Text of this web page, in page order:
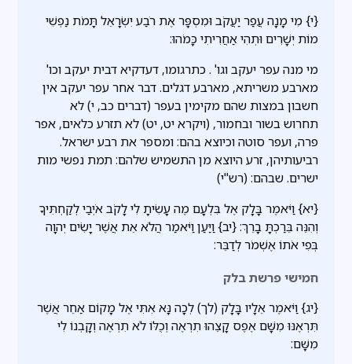
{י} מִי מָנָה עֲפַר יַעֲקֹב וּמִסְפָּר אֶת רֹבַע יִשְׂרָאֵל תָּמֹת נַפְשִׁי
מוֹת יְשָׁרִים וּתְהִי אַחֲרִיתִי כָּמֹהוּ:
מי מנה עפר יעקב וגו' . כתרגומו, דעדקיא דבית יעקב וכו'
מארבע משריתא, מארבע דגלים. דבר אחר עפר יעקב אין
חשבון במצות שהם מקימין בעפר (דברים כב, י) לא
תחרוש בשור ובחמור, (ויקרא יט, יט) לא תזרע כלאים, אפר
פרה, ועפר סוטה וכיוצא בהם: ומספר את רבע ישראל.
רביעותיהן, זרע היוצא מן התשמיש שלהם: תמת נפשי מות
ישרים. שבהם: (רש"י)
{יא} וַיֹּאמֶר בָּלָק אֶל בִּלְעָם מֶה עָשִׂיתָ לִי לָקֹב אֹיְבַי לְקַחְתִּיךָ
וְהִנֵּה בֵּרַכְתָּ בָרֵךְ: {יב} וַיַּעַן וַיֹּאמַר הֲלֹא אֵת אֲשֶׁר יָשִׂים יְהוָה
בְּפִי אֹתוֹ אֶשְׁמֹר לְדַבֵּר:
חמישי פרשת בלק
{יג} וַיֹּאמֶר אֵלָיו בָּלָק (לך) לְכָה נָּא אִתִּי אֶל מָקוֹם אַחֵר אֲשֶׁר
תִּרְאֶנּוּ מִשָּׁם אֶפֶס קָצֵהוּ תִרְאֶה וְכֻלּוֹ לֹא תִרְאֶה וְקָבְנוֹ לִי
מִשָּׁם: